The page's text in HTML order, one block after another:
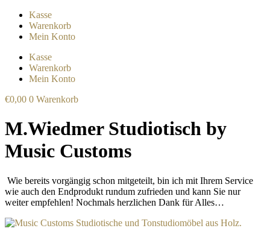
Kasse
Warenkorb
Mein Konto
Kasse
Warenkorb
Mein Konto
€0,00 0 Warenkorb
M.Wiedmer Studiotisch by
Music Customs
Wie bereits vorgängig schon mitgeteilt, bin ich mit Ihrem Service
wie auch den Endprodukt rundum zufrieden und kann Sie nur
weiter empfehlen! Nochmals herzlichen Dank für Alles…